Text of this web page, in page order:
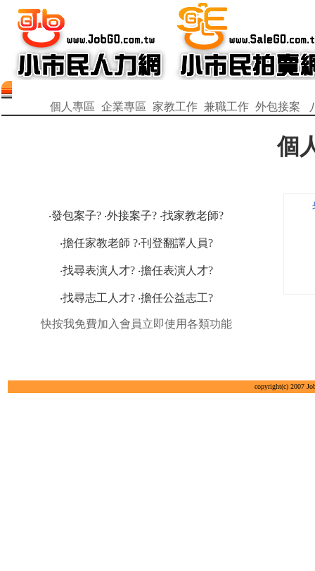
個人專區 企業專區 家教工作 兼職工作 外包接案
個
‧發包案子? ‧外接案子? ‧找家教老師?
‧擔任家教老師 ?‧刊登翻譯人員?
‧找尋表演人才? ‧擔任表演人才?
‧找尋志工人才? ‧擔任公益志工?
快按我免費加入會員立即使用各類功能
copyright(c) 2007